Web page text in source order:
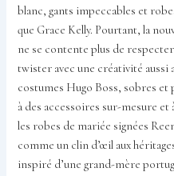
blanc, gants impeccables et
que Grace Kelly. Pourtant, la
ne se contente plus de
twister avec une créativité aussi
costumes Hugo Boss, sobres et
à des accessoires sur-mesure
les robes de mariée signées
comme un clin d’œil aux
inspiré d’une grand-mère